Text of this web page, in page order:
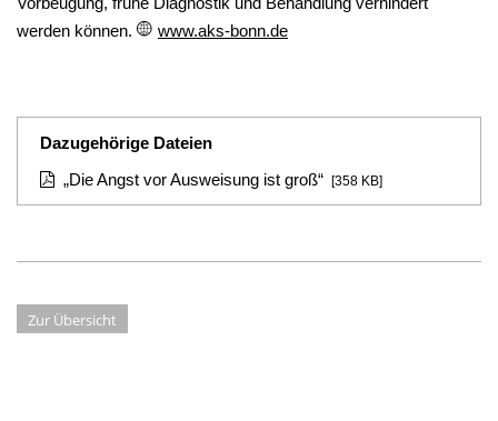
werden können.
www.aks-bonn.de
Dazugehörige Dateien
„Die Angst vor Ausweisung ist groß“ [358 KB]
Zur Übersicht